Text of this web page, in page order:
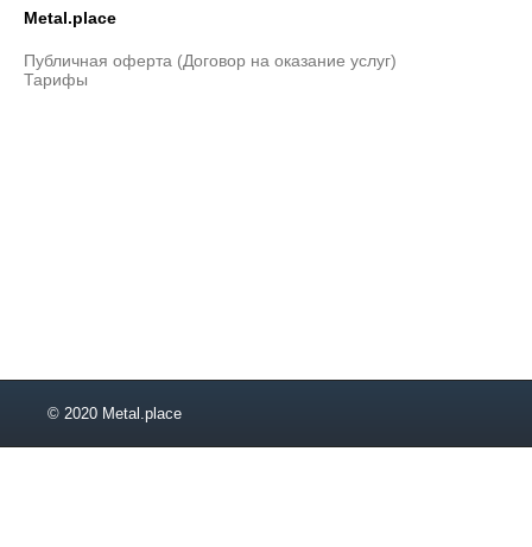
Metal.place
Публичная оферта (Договор на оказание услуг)
Тарифы
© 2020 Metal.place